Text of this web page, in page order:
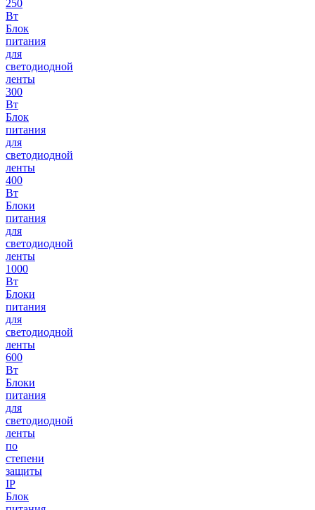
250
Вт
Блок
питания
для
светодиодной
ленты
300
Вт
Блок
питания
для
светодиодной
ленты
400
Вт
Блоки
питания
для
светодиодной
ленты
1000
Вт
Блоки
питания
для
светодиодной
ленты
600
Вт
Блоки
питания
для
светодиодной
ленты
по
степени
защиты
IP
Блок